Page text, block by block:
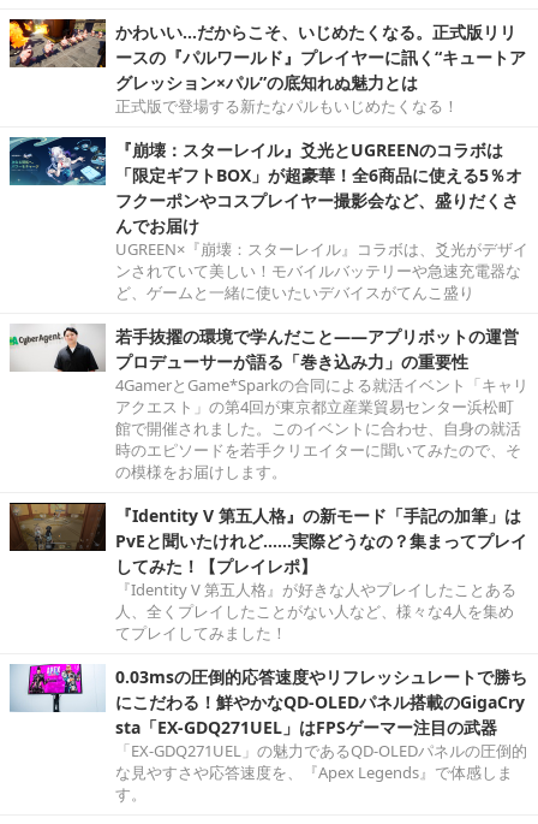
かわいい…だからこそ、いじめたくなる。正式版リリ
ースの『パルワールド』プレイヤーに訊く“キュートア
グレッション×パル”の底知れぬ魅力とは
正式版で登場する新たなパルもいじめたくなる！
『崩壊：スターレイル』爻光とUGREENのコラボは
「限定ギフトBOX」が超豪華！全6商品に使える5％オ
フクーポンやコスプレイヤー撮影会など、盛りだくさ
んでお届け
UGREEN×『崩壊：スターレイル』コラボは、爻光がデザイ
ンされていて美しい！モバイルバッテリーや急速充電器な
ど、ゲームと一緒に使いたいデバイスがてんこ盛り
若手抜擢の環境で学んだこと――アプリボットの運営
プロデューサーが語る「巻き込み力」の重要性
4GamerとGame*Sparkの合同による就活イベント「キャリ
アクエスト」の第4回が東京都立産業貿易センター浜松町
館で開催されました。このイベントに合わせ、自身の就活
時のエピソードを若手クリエイターに聞いてみたので、そ
の模様をお届けします。
『Identity V 第五人格』の新モード「手記の加筆」は
PvEと聞いたけれど……実際どうなの？集まってプレイ
してみた！【プレイレポ】
『Identity V 第五人格』が好きな人やプレイしたことある
人、全くプレイしたことがない人など、様々な4人を集め
てプレイしてみました！
0.03msの圧倒的応答速度やリフレッシュレートで勝ち
にこだわる！鮮やかなQD-OLEDパネル搭載のGigaCry
sta「EX-GDQ271UEL」はFPSゲーマー注目の武器
「EX-GDQ271UEL」の魅力であるQD-OLEDパネルの圧倒的
な見やすさや応答速度を、『Apex Legends』で体感しま
す。